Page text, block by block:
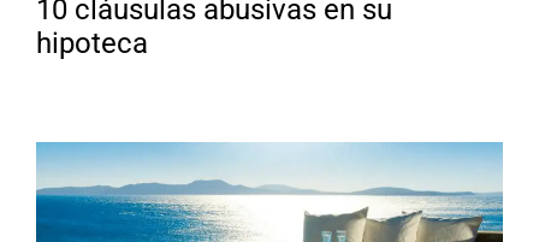
10 cláusulas abusivas en su
hipoteca